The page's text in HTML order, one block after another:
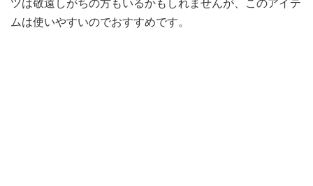
ツは敬遠しがちの方もいるかもしれませんが、このアイテ
ムは使いやすいのでおすすめです。